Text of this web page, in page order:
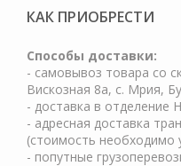
КАК ПРИОБРЕСТИ
Cпособы доставки:
- самовывоз товара со
Вискозная 8а, с. Мрия,
- доставка в отделение
- адресная доставка
(стоимость необходимо
- попутные